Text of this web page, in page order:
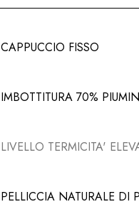
CAPPUCCIO FISSO
IMBOTTITURA 70%
LIVELLO TERMICITA'
PELLICCIA NATURALE DI